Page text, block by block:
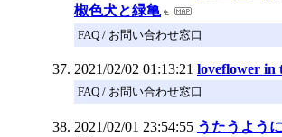
椒色犬と緑亀
FAQ / お問い合わせ窓口
2021/02/02 01:13:21 loveflower in
FAQ / お問い合わせ窓口
2021/02/01 23:54:55 うたうよう